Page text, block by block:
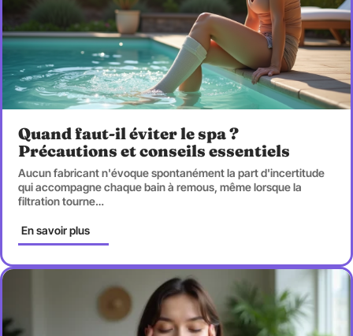
Quand faut-il éviter le spa ?
Précautions et conseils essentiels
Aucun fabricant n'évoque spontanément la part d'incertitude
qui accompagne chaque bain à remous, même lorsque la
filtration tourne…
En savoir plus